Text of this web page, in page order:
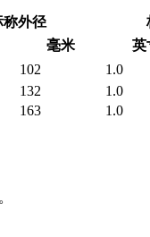
称外径
毫米 英
102 1.0
132 1.0
163 1.0